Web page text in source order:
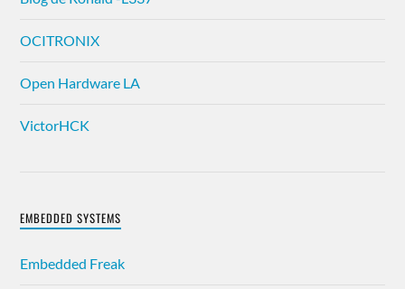
OCITRONIX
Open Hardware LA
VictorHCK
EMBEDDED SYSTEMS
Embedded Freak